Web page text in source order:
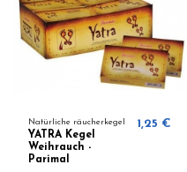
Natürliche räucherkegel
YATRA Kegel
Weihrauch -
Parimal
1,25 €